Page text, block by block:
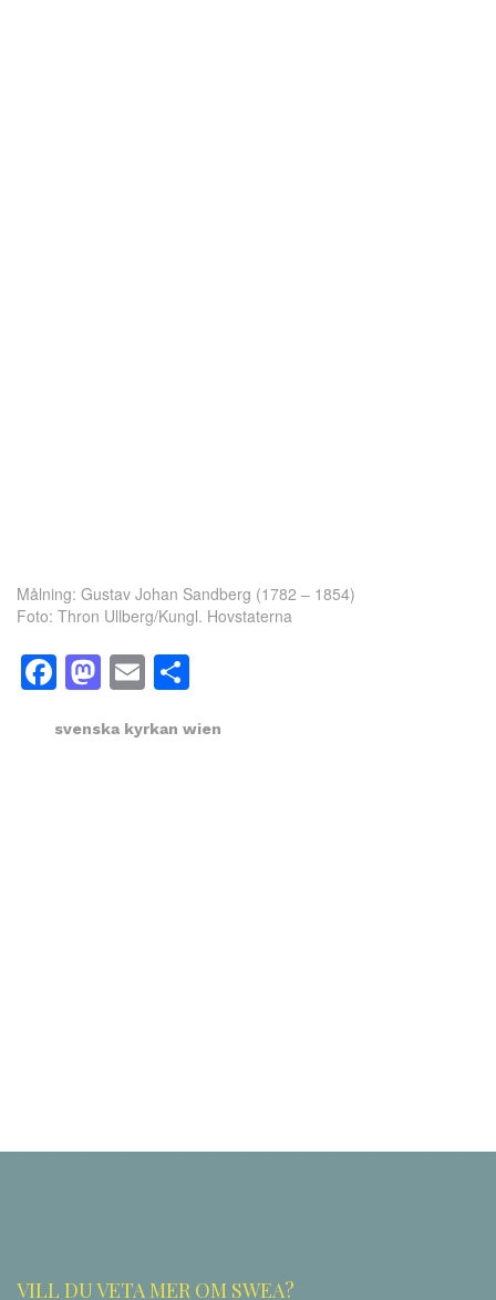
Målning: Gustav Johan Sandberg (1782 – 1854)
Foto: Thron Ullberg/Kungl. Hovstaterna
Facebook
Mastodon
Email
svenska kyrkan wien
VILL DU VETA MER OM SWEA?